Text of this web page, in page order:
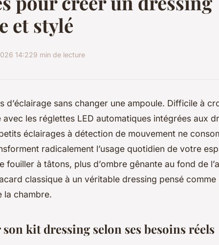
et stylé
14:229 min de lecture
d’éclairage sans changer une ampoule. Difficile à
avec les réglettes LED automatiques intégrées aux
éclairages à détection de mouvement ne
radicalement l’usage quotidien de votre
fouiller à tâtons, plus d’ombre gênante au fond de
classique à un véritable dressing pensé
la chambre.
kit dressing selon ses besoins réels